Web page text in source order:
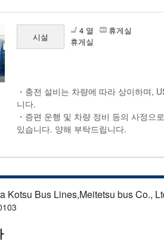
시설
4 열
휴게실
휴게실
・충전 설비는 차량에 따라 상이하며,
니다.
・증편 운행 및 차량 정비 등의 사정으
있습니다. 양해 부탁드립니다.
Kotsu Bus Lines,Meitetsu bus Co.,